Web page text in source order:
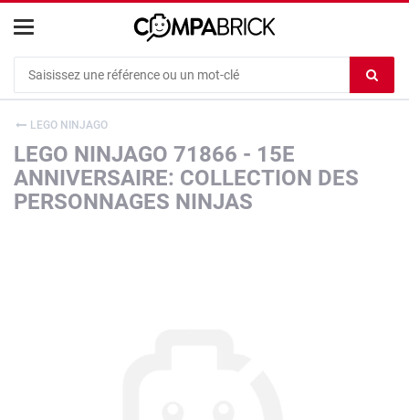
le
LEGO NINJAGO
LEGO NINJAGO 71866 - 15E
ANNIVERSAIRE: COLLECTION DES
PERSONNAGES NINJAS
Cookies management panel